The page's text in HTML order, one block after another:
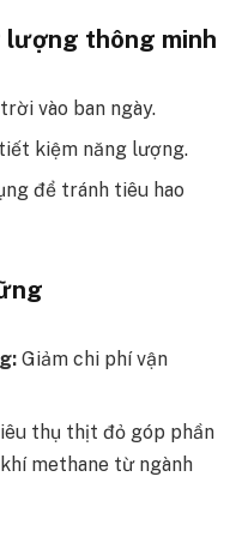
lượng thông minh
vào ban ngày.
kiệm năng lượng.
để tránh tiêu hao
Giảm chi phí vận
thụ thịt đỏ góp phần
methane từ ngành